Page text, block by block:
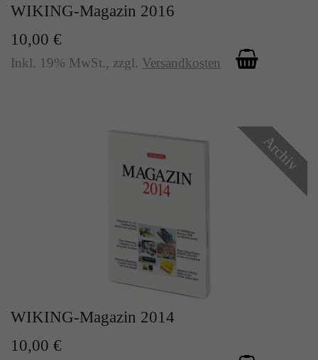
WIKING-Magazin 2016
10,00 €
Inkl. 19% MwSt., zzgl. Versandkosten
Archiv
WIKING-Magazin 2014
10,00 €